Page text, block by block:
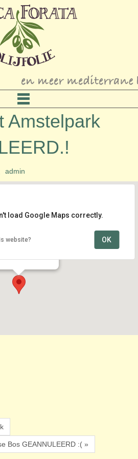
Amstelpark
admin
load Google Maps correctly.
website? OK
Bos GEANNULEERD :( »